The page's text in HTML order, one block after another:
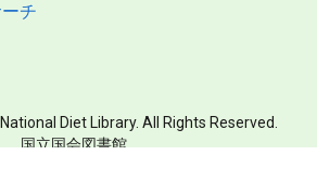
チ
Diet Library. All Rights Reserved.